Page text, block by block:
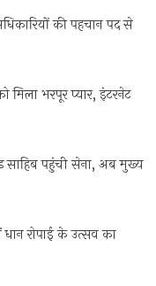
की पहचान पद से
भरपूर प्यार, इंटरनेट
पहुंची सेना, अब मुख्य
रोपाई के उत्सव का